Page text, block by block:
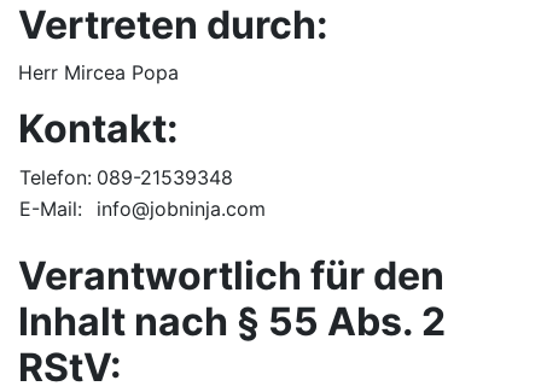
Vertreten durch:
Herr Mircea Popa
Kontakt:
Telefon: 089-21539348
E-Mail:
info@jobninja.com
Verantwortlich für den
Inhalt nach § 55 Abs. 2
RStV: